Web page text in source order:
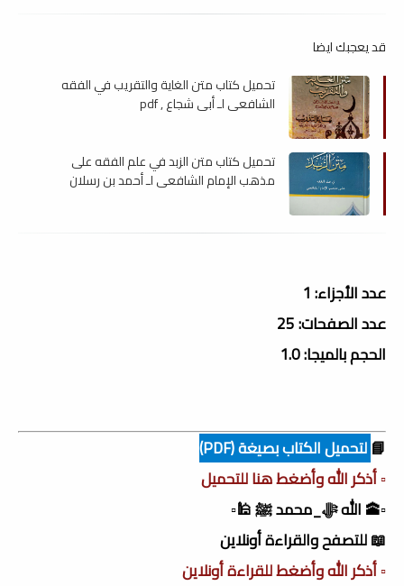
قد يعجبك ايضا
تحميل كتاب متن الغاية والتقريب في الفقه
الشافعي لـ أبى شجاع , pdf
تحميل كتاب متن الزبد في علم الفقه على
مذهب الإمام الشافعي لـ أحمد بن رسلان
عدد الأجزاء: 1
عدد الصفحات: 25
الحجم بالميجا: 1.0
📘لتحميل الكتاب بصيغة (PDF)
▫️ أذكر الله وأضغط هنا للتحميل
▫️🕋 الله ﷻ_محمد ﷺ 🕌▫️
📖 للتصفح والقراءة أونلاين
▫️ أذكر الله وأضغط للقراءة أونلاين